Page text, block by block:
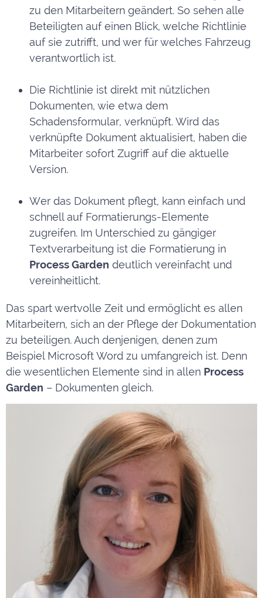
zu den Mitarbeitern geändert. So sehen alle
Beteiligten auf einen Blick, welche Richtlinie
auf sie zutrifft, und wer für welches Fahrzeug
verantwortlich ist.
Die Richtlinie ist direkt mit nützlichen
Dokumenten, wie etwa dem
Schadensformular, verknüpft. Wird das
verknüpfte Dokument aktualisiert, haben die
Mitarbeiter sofort Zugriff auf die aktuelle
Version.
Wer das Dokument pflegt, kann einfach und
schnell auf Formatierungs-Elemente
zugreifen. Im Unterschied zu gängiger
Textverarbeitung ist die Formatierung in
Process Garden deutlich vereinfacht und
vereinheitlicht.
Das spart wertvolle Zeit und ermöglicht es allen
Mitarbeitern, sich an der Pflege der Dokumentation
zu beteiligen. Auch denjenigen, denen zum
Beispiel Microsoft Word zu umfangreich ist. Denn
die wesentlichen Elemente sind in allen Process
Garden – Dokumenten gleich.